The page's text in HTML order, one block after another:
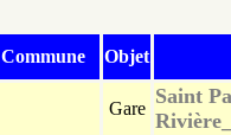
Commune Objet
Gare
Saint